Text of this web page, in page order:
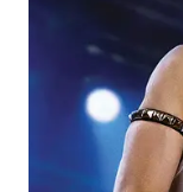
O consumo
colesterol ruim
contra o
deve ser
hora para
propriedades